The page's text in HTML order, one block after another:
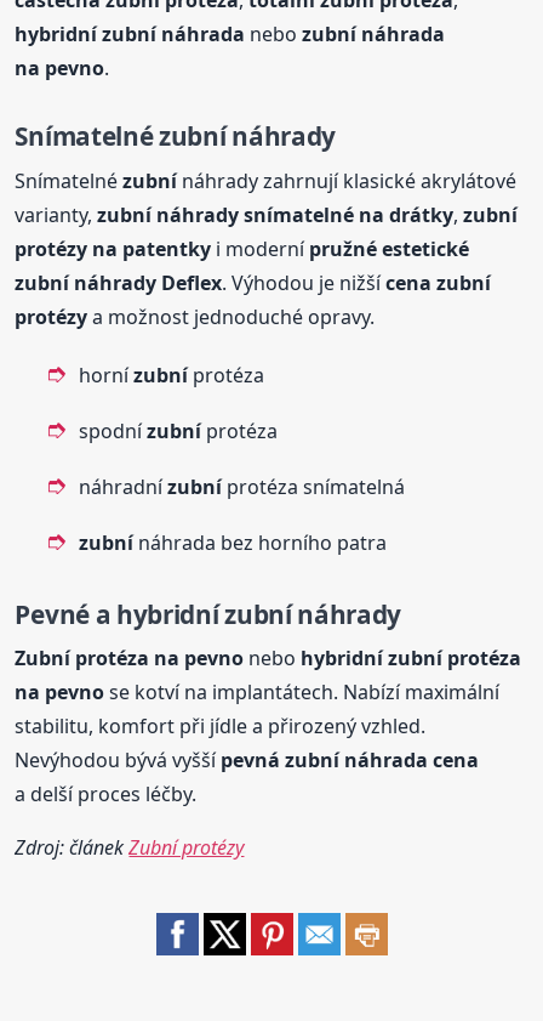
hybridnízubnínáhrada nebozubnínáhrada
na pevno.
Snímatelnézubnínáhrady
Snímatelnézubnínáhrady zahrnují klasické akrylátové
varianty,zubnínáhrady snímatelné na drátky,zubní
protézy na patentky i modernípružné estetické
zubnínáhrady Deflex. Výhodou je nižšícenazubní
protézya možnost jednoduché opravy.
hornízubníprotéza
spodnízubníprotéza
náhradnízubníprotéza snímatelná
zubnínáhrada bez horního patra
Pevné a hybridnízubnínáhrady
Zubníprotéza na pevno nebo hybridnízubníprotéza
na pevnose kotví na implantátech. Nabízí maximální
stabilitu, komfort při jídle a přirozený vzhled.
Nevýhodou bývá vyššípevnázubnínáhrada cena
a delší proces léčby.
Zdroj: článekZubní protézy